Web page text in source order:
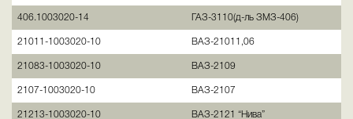
406.1003020-14 ГАЗ-3110(д-ль ЗМЗ-406)
21011-1003020-10 ВАЗ-21011,06
21083-1003020-10 ВАЗ-2109
2107-1003020-10 ВАЗ-2107
21213-1003020-10 ВАЗ-2121 “Нива”